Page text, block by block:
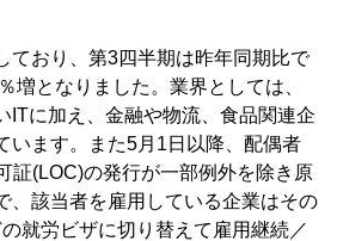
ており、第3四半期は昨年同期比で
増となりました。業界としては、
ITに加え、金融や物流、食品関連企
います。また5月1日以降、配偶者
証(LOC)の発行が一部例外を除き原
、該当者を雇用している企業はその
就労ビザに切り替えて雇用継続／